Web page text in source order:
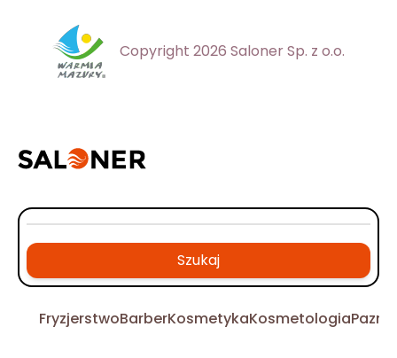
Copyright 2026 Saloner Sp. z o.o.
Szukaj
FryzjerstwoBarberKosmetykaKosmetologia